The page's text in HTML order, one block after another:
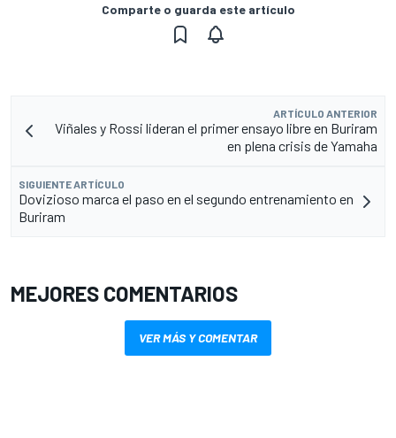
Comparte o guarda este artículo
ARTÍCULO ANTERIOR
Viñales y Rossi lideran el primer ensayo libre en Buriram
en plena crisis de Yamaha
SIGUIENTE ARTÍCULO
Dovizioso marca el paso en el segundo entrenamiento en
Buriram
MEJORES COMENTARIOS
VER MÁS Y COMENTAR